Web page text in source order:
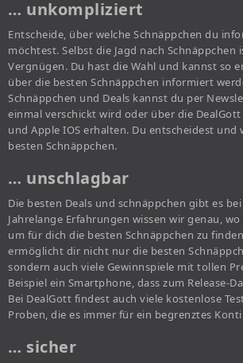
… unkompliziert
Entscheide, über welche Schnäppchen du
möchtest. Selbst die Jagd nach Schnäppchen
Vergnügen. Du hast die Wahl und kannst so
über die besten Schnäppchen informiert
Schnäppchen und Deals kannst du per
einmal verschickt wird oder über die
und Apple IOS erhalten. Du entscheidest
besten Schnäppchen.
… unschlagbar
Die besten Deals und schnäppchen gibt es
Jahrelange Erfahrungen wissen wir genau,
um für dich die besten Schnäppchen zu
ermöglicht dir nicht nur die besten
sondern auch viele Gewinnspiele mit tollen
Beispiel ein Smartphone, dass zum Release-
Bei DealGott findest auch viele kostenlose
Proben, die es immer für ein begrenztes
… sicher